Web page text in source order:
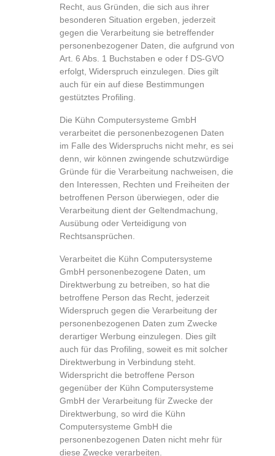
Recht, aus Gründen, die sich aus ihrer
besonderen Situation ergeben, jederzeit
gegen die Verarbeitung sie betreffender
personenbezogener Daten, die aufgrund von
Art. 6 Abs. 1 Buchstaben e oder f DS-GVO
erfolgt, Widerspruch einzulegen. Dies gilt
auch für ein auf diese Bestimmungen
gestütztes Profiling.
Die Kühn Computersysteme GmbH
verarbeitet die personenbezogenen Daten
im Falle des Widerspruchs nicht mehr, es sei
denn, wir können zwingende schutzwürdige
Gründe für die Verarbeitung nachweisen, die
den Interessen, Rechten und Freiheiten der
betroffenen Person überwiegen, oder die
Verarbeitung dient der Geltendmachung,
Ausübung oder Verteidigung von
Rechtsansprüchen.
Verarbeitet die Kühn Computersysteme
GmbH personenbezogene Daten, um
Direktwerbung zu betreiben, so hat die
betroffene Person das Recht, jederzeit
Widerspruch gegen die Verarbeitung der
personenbezogenen Daten zum Zwecke
derartiger Werbung einzulegen. Dies gilt
auch für das Profiling, soweit es mit solcher
Direktwerbung in Verbindung steht.
Widerspricht die betroffene Person
gegenüber der Kühn Computersysteme
GmbH der Verarbeitung für Zwecke der
Direktwerbung, so wird die Kühn
Computersysteme GmbH die
personenbezogenen Daten nicht mehr für
diese Zwecke verarbeiten.